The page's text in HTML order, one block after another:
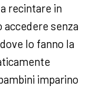
recintare in
accedere senza
lo fanno la
imparino